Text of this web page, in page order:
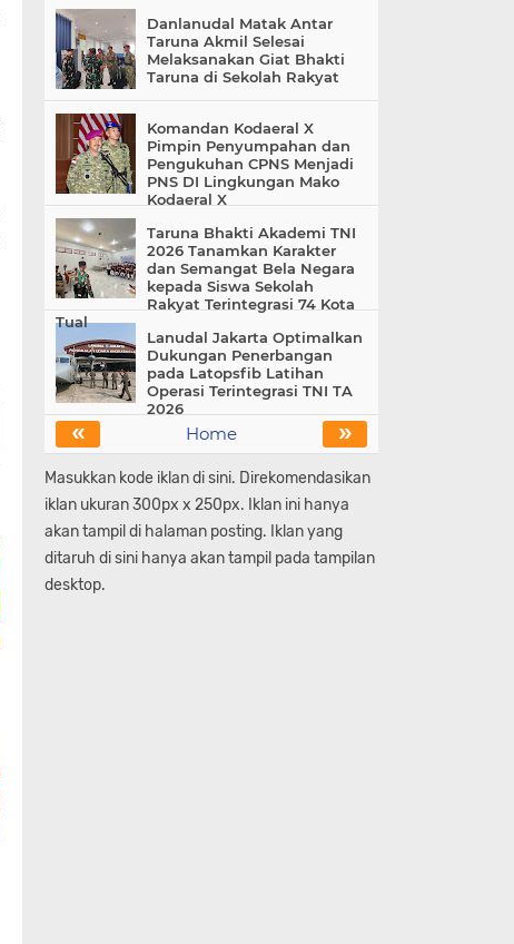
Danlanudal Matak Antar
Taruna Akmil Selesai
Melaksanakan Giat Bhakti
Taruna di Sekolah Rakyat
Komandan Kodaeral X
Pimpin Penyumpahan dan
Pengukuhan CPNS Menjadi
PNS DI Lingkungan Mako
Kodaeral X
Taruna Bhakti Akademi TNI
2026 Tanamkan Karakter
dan Semangat Bela Negara
kepada Siswa Sekolah
Rakyat Terintegrasi 74 Kota
Tual
Lanudal Jakarta Optimalkan
Dukungan Penerbangan
pada Latopsfib Latihan
Operasi Terintegrasi TNI TA
2026
« »
Home
Masukkan kode iklan di sini. Direkomendasikan
iklan ukuran 300px x 250px. Iklan ini hanya
akan tampil di halaman posting. Iklan yang
ditaruh di sini hanya akan tampil pada tampilan
desktop.